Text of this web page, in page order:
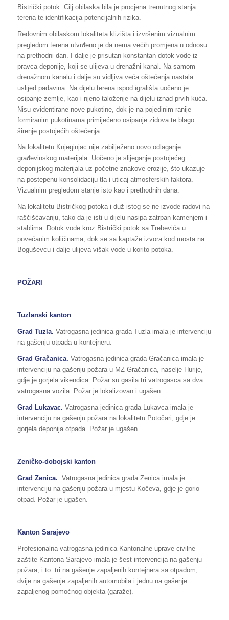
Bistrički potok. Cilj obilaska bila je procjena trenutnog stanja
terena te identifikacija potencijalnih rizika.
Redovnim obilaskom lokaliteta klizišta i izvršenim vizualnim
pregledom terena utvrđeno je da nema većih promjena u odnosu
na prethodni dan. I dalje je prisutan konstantan dotok vode iz
pravca deponije, koji se ulijeva u drenažni kanal. Na samom
drenažnom kanalu i dalje su vidljiva veća oštećenja nastala
uslijed padavina. Na dijelu terena ispod igrališta uočeno je
osipanje zemlje, kao i njeno taloženje na dijelu iznad prvih kuća.
Nisu evidentirane nove pukotine, dok je na pojedinim ranije
formiranim pukotinama primijećeno osipanje zidova te blago
širenje postojećih oštećenja.
Na lokalitetu Knjeginjac nije zabilježeno novo odlaganje
građevinskog materijala. Uočeno je slijeganje postojećeg
deponijskog materijala uz početne znakove erozije, što ukazuje
na postepenu konsolidaciju tla i uticaj atmosferskih faktora.
Vizualnim pregledom stanje isto kao i prethodnih dana.
Na lokalitetu Bistričkog potoka i duž istog se ne izvode radovi na
raščišćavanju, tako da je isti u dijelu nasipa zatrpan kamenjem i
stablima. Dotok vode kroz Bistrički potok sa Trebevića u
povećanim količinama, dok se sa kaptaže izvora kod mosta na
Boguševcu i dalje ulijeva višak vode u korito potoka.
POŽARI
Tuzlanski kanton
Grad Tuzla. Vatrogasna jedinica grada Tuzla imala je intervenciju
na gašenju otpada u kontejneru.
Grad Gračanica. Vatrogasna jedinica grada Gračanica imala je
intervenciju na gašenju požara u MZ Gračanica, naselje Hurije,
gdje je gorjela vikendica. Požar su gasila tri vatrogasca sa dva
vatrogasna vozila. Požar je lokalizovan i ugašen.
Grad Lukavac. Vatrogasna jedinica grada Lukavca imala je
intervenciju na gašenju požara na lokalitetu Potočari, gdje je
gorjela deponija otpada. Požar je ugašen.
Zeničko-dobojski kanton
Grad Zenica. Vatrogasna jedinica grada Zenica imala je
intervenciju na gašenju požara u mjestu Kočeva, gdje je gorio
otpad. Požar je ugašen.
Kanton Sarajevo
Profesionalna vatrogasna jedinica Kantonalne uprave civilne
zaštite Kantona Sarajevo imala je šest intervencija na gašenju
požara, i to: tri na gašenje zapaljenih kontejnera sa otpadom,
dvije na gašenje zapaljenih automobila i jednu na gašenje
zapaljenog pomoćnog objekta (garaže).